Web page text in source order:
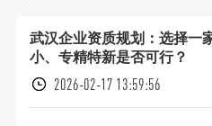
武汉企业资质规划：选择一
小、专精特新是否可行？
2026-02-17 13:59:56